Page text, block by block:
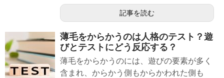
記事を読む
薄毛をからかうのは人格のテスト？遊
びとテストにどう反応する？
薄毛をからかうのには、遊びの要素が多く
含まれ、からかう側もからかわれた側も